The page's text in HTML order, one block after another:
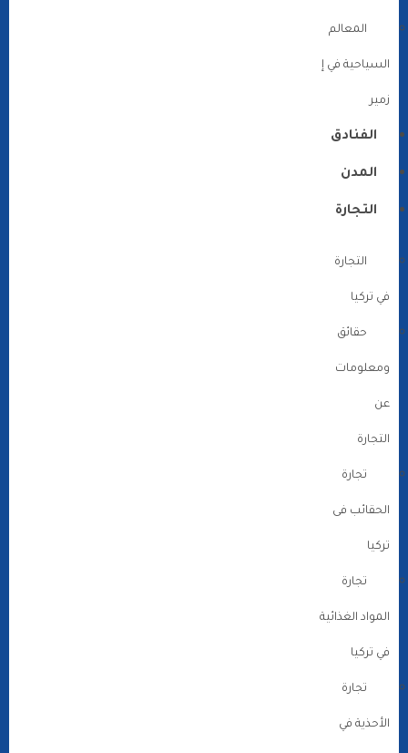
المعالم
السياحية في إ
زمير
الفنادق
المدن
التجارة
التجارة
في تركيا
حقائق
ومعلومات
عن
التجارة
تجارة
الحقائب فى
تركيا
تجارة
المواد الغذائية
في تركيا
تجارة
الأحذية في